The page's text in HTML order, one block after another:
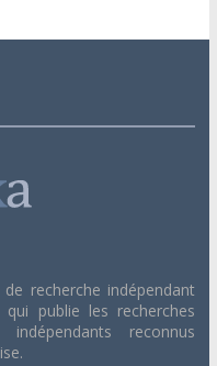
recherche indépendant
publie les recherches
reconnus